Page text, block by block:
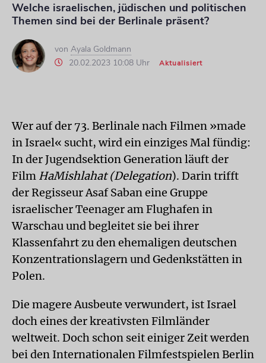
Welche israelischen, jüdischen und politischen
Themen sind bei der Berlinale präsent?
von Ayala Goldmann
20.02.2023 10:08 Uhr
Aktualisiert
Wer auf der 73. Berlinale nach Filmen »made
in Israel« sucht, wird ein einziges Mal fündig:
In der Jugendsektion Generation läuft der
Film HaMishlahat (Delegation). Darin trifft
der Regisseur Asaf Saban eine Gruppe
israelischer Teenager am Flughafen in
Warschau und begleitet sie bei ihrer
Klassenfahrt zu den ehemaligen deutschen
Konzentrationslagern und Gedenkstätten in
Polen.
Die magere Ausbeute verwundert, ist Israel
doch eines der kreativsten Film­länder
weltweit. Doch schon seit einiger Zeit werden
bei den Internationalen Filmfestspielen Berlin